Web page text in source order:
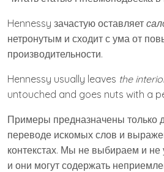
Hennessy зачастую оставляет
нетронутым и сходит с ума от
производительности.
Hennessy usually leaves the
untouched and goes nuts with a
Примеры предназначены только
переводе искомых слов и
контекстах. Мы не выбираем и
и они могут содержать